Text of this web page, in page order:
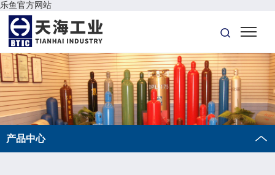
乐鱼官方网站
产品中心